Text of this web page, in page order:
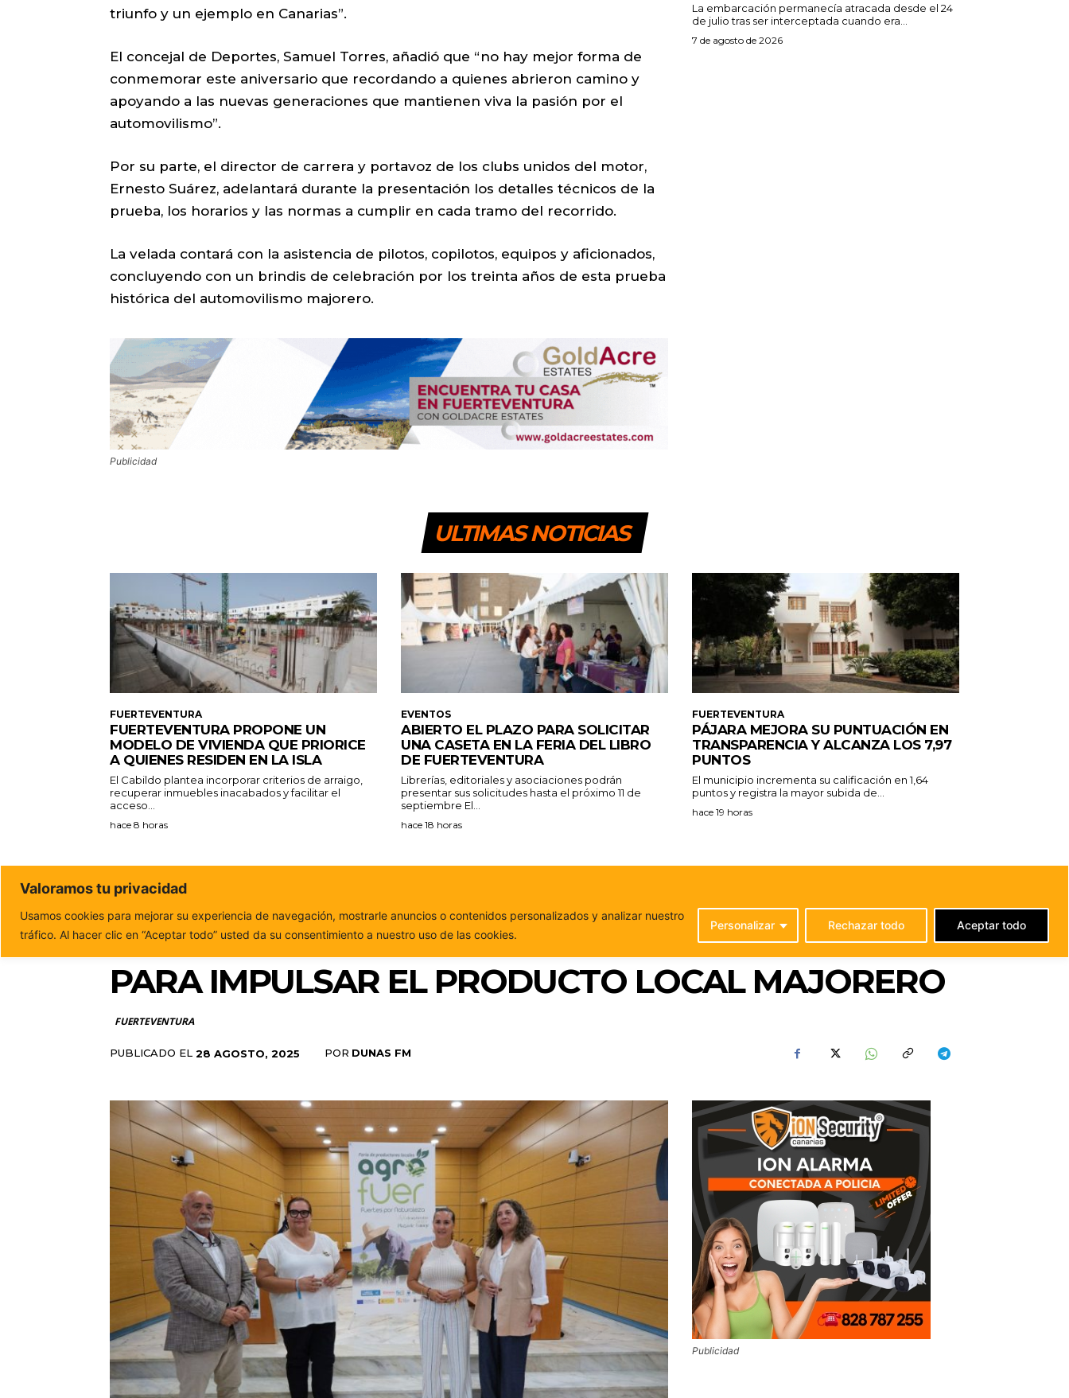
triunfo y un ejemplo en Canarias”.
El concejal de Deportes, Samuel Torres, añadió que “no hay mejor forma de
conmemorar este aniversario que recordando a quienes abrieron camino y
apoyando a las nuevas generaciones que mantienen viva la pasión por el
automovilismo”.
Por su parte, el director de carrera y portavoz de los clubs unidos del motor,
Ernesto Suárez, adelantará durante la presentación los detalles técnicos de la
prueba, los horarios y las normas a cumplir en cada tramo del recorrido.
La velada contará con la asistencia de pilotos, copilotos, equipos y aficionados,
concluyendo con un brindis de celebración por los treinta años de esta prueba
histórica del automovilismo majorero.
Publicidad
La embarcación permanecía atracada desde el 24
de julio tras ser interceptada cuando era...
7 de agosto de 2026
ULTIMAS NOTICIAS
FUERTEVENTURA
FUERTEVENTURA PROPONE UN
MODELO DE VIVIENDA QUE PRIORICE
A QUIENES RESIDEN EN LA ISLA
El Cabildo plantea incorporar criterios de arraigo,
recuperar inmuebles inacabados y facilitar el
acceso...
hace 8 horas
EVENTOS
ABIERTO EL PLAZO PARA SOLICITAR
UNA CASETA EN LA FERIA DEL LIBRO
DE FUERTEVENTURA
Librerías, editoriales y asociaciones podrán
presentar sus solicitudes hasta el próximo 11 de
septiembre El...
hace 18 horas
FUERTEVENTURA
PÁJARA MEJORA SU PUNTUACIÓN EN
TRANSPARENCIA Y ALCANZA LOS 7,97
PUNTOS
El municipio incrementa su calificación en 1,64
puntos y registra la mayor subida de...
hace 19 horas